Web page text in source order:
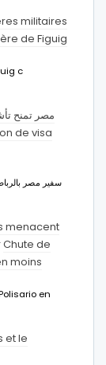
militaires
de Figuig
c
مصر تمنح
de visa
menacent
Chute de
moins
en
et le